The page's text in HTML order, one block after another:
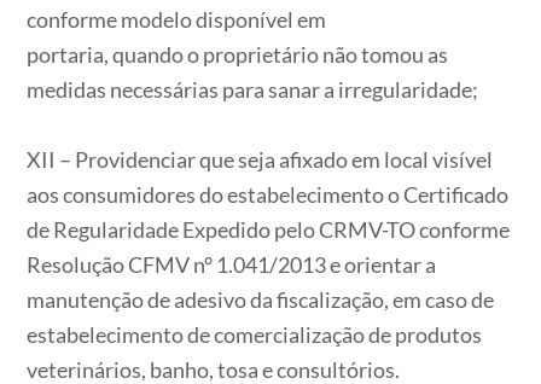
conforme modelo disponível em
portaria, quando o proprietário não tomou as
medidas necessárias para sanar a irregularidade;
XII – Providenciar que seja afixado em local visível
aos consumidores do estabelecimento o Certificado
de Regularidade Expedido pelo CRMV-TO conforme
Resolução CFMV n° 1.041/2013 e orientar a
manutenção de adesivo da fiscalização, em caso de
estabelecimento de comercialização de produtos
veterinários, banho, tosa e consultórios.